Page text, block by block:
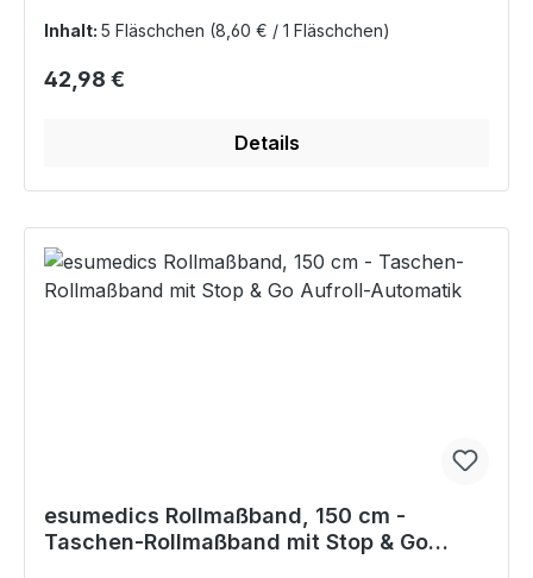
Inhalt: 5 Fläschchen (8,60 € / 1 Fläschchen)
Regulärer Preis:
42,98 €
Details
esumedics Rollmaßband, 150 cm -
Taschen-Rollmaßband mit Stop & Go